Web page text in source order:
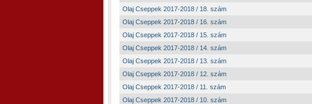
Olaj Cseppek 2017-2018 / 18. szám
Olaj Cseppek 2017-2018 / 16. szám
Olaj Cseppek 2017-2018 / 15. szám
Olaj Cseppek 2017-2018 / 14. szám
Olaj Cseppek 2017-2018 / 13. szám
Olaj Cseppek 2017-2018 / 12. szám
Olaj Cseppek 2017-2018 / 11. szám
Olaj Cseppek 2017-2018 / 10. szám